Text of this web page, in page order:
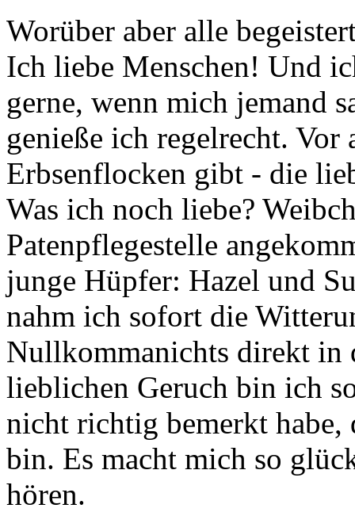
Worüber aber alle
Ich liebe Menschen! Und
gerne, wenn mich jemand
genieße ich regelrecht. Vor
Erbsenflocken gibt - die
Was ich noch liebe?
Patenpflegestelle
junge Hüpfer: Hazel und
nahm ich sofort die
Nullkommanichts direkt in
lieblichen Geruch bin ich
nicht richtig bemerkt habe,
bin. Es macht mich so
hören.